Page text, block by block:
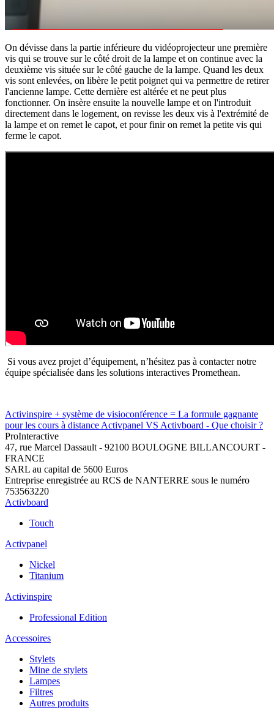
On dévisse dans la partie inférieure du vidéoprojecteur une première
vis qui se trouve sur le côté droit de la lampe et on continue avec la
deuxième vis située sur le côté gauche de la lampe. Quand les deux
vis sont enlevées, on libère le petit poignet qui va permettre de retirer
l'ancienne lampe. Cette dernière est altérée et ne peut plus
fonctionner. On insère ensuite la nouvelle lampe et on l'introduit
directement dans le logement, on revisse les deux vis à l'extrémité de
la lampe et on remet le capot, et pour finir on remet la petite vis qui
ferme le capot.
Si vous avez projet d’équipement, n’hésitez pas à contacter notre
équipe spécialisée dans les solutions interactives Promethean.
Activinspire + système de visioconférence = La formule gagnante
pour les cours à distance Activpanel VS Activboard - Que choisir ?
ProInteractive
47, rue Marcel Dassault - 92100 BOULOGNE BILLANCOURT -
FRANCE
SARL au capital de 5600 Euros
Entreprise enregistrée au RCS de NANTERRE sous le numéro
753563220
Activboard
Touch
Activpanel
Nickel
Titanium
Activinspire
Professional Edition
Accessoires
Stylets
Mine de stylets
Lampes
Filtres
Autres produits